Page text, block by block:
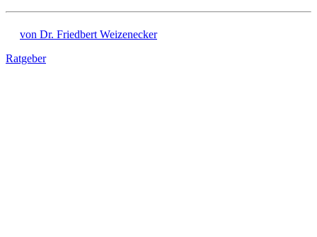
von Dr. Friedbert Weizenecker
Ratgeber